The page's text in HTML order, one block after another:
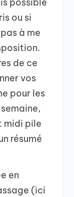
ou si
à me
de ce
vos
pour les
midi pile
résumé
en
(ici